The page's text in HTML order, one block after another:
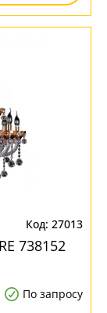
27013
738152
По запросу